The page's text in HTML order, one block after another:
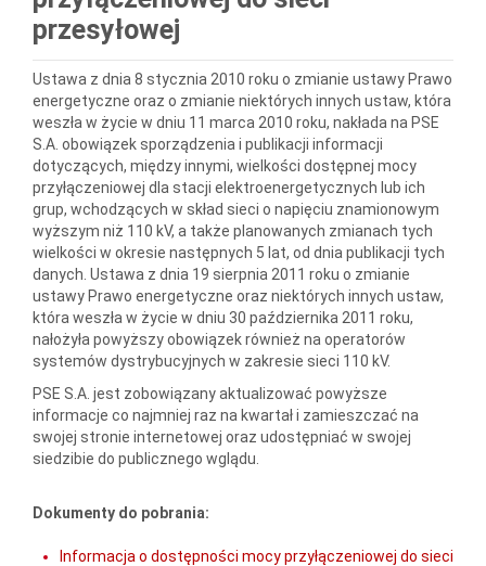
przesyłowej
Ustawa z dnia 8 stycznia 2010 roku o zmianie ustawy Prawo
energetyczne oraz o zmianie niektórych innych ustaw, która
weszła w życie w dniu 11 marca 2010 roku, nakłada na PSE
S.A. obowiązek sporządzenia i publikacji informacji
dotyczących, między innymi, wielkości dostępnej mocy
przyłączeniowej dla stacji elektroenergetycznych lub ich
grup, wchodzących w skład sieci o napięciu znamionowym
wyższym niż 110 kV, a także planowanych zmianach tych
wielkości w okresie następnych 5 lat, od dnia publikacji tych
danych. Ustawa z dnia 19 sierpnia 2011 roku o zmianie
ustawy Prawo energetyczne oraz niektórych innych ustaw,
która weszła w życie w dniu 30 października 2011 roku,
nałożyła powyższy obowiązek również na operatorów
systemów dystrybucyjnych w zakresie sieci 110 kV.
PSE S.A. jest zobowiązany aktualizować powyższe
informacje co najmniej raz na kwartał i zamieszczać na
swojej stronie internetowej oraz udostępniać w swojej
siedzibie do publicznego wglądu.
Dokumenty do pobrania:
Informacja o dostępności mocy przyłączeniowej do sieci